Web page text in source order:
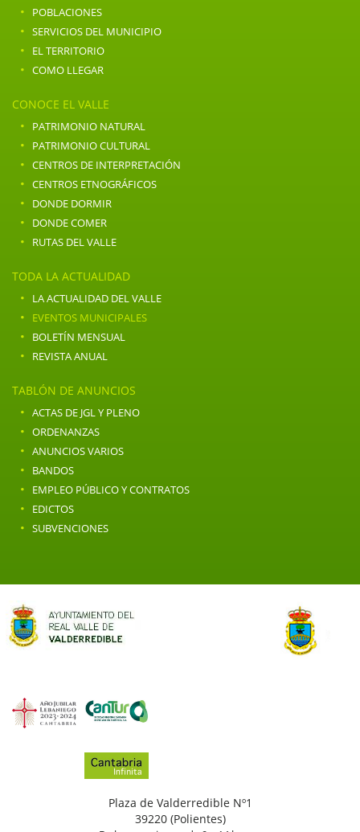
· POBLACIONES
· SERVICIOS DEL MUNICIPIO
· EL TERRITORIO
· COMO LLEGAR
CONOCE EL VALLE
· PATRIMONIO NATURAL
· PATRIMONIO CULTURAL
· CENTROS DE INTERPRETACIÓN
· CENTROS ETNOGRÁFICOS
· DONDE DORMIR
· DONDE COMER
· RUTAS DEL VALLE
TODA LA ACTUALIDAD
· LA ACTUALIDAD DEL VALLE
· EVENTOS MUNICIPALES
· BOLETÍN MENSUAL
· REVISTA ANUAL
TABLÓN DE ANUNCIOS
· ACTAS DE JGL Y PLENO
· ORDENANZAS
· ANUNCIOS VARIOS
· BANDOS
· EMPLEO PÚBLICO Y CONTRATOS
· EDICTOS
· SUBVENCIONES
Plaza de Valderredible Nº1
39220 (Polientes)